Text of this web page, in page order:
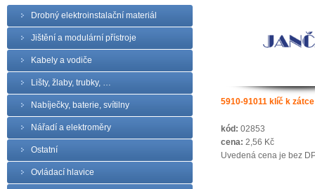
Drobný elektroinstalační materiál
Jištění a modulární přístroje
Kabely a vodiče
Lišty, žlaby, trubky, …
Nabíječky, baterie, svítilny
Nářadí a elektroměry
Ostatní
Ovládací hlavice
5910-91011 klíč k zátce
kód: 02853
cena: 2,56 Kč
Uvedená cena je bez